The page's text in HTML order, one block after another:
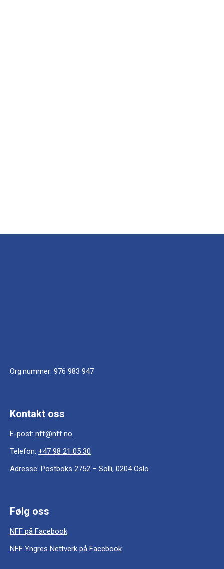
Org.nummer: 976 983 947
Kontakt oss
E-post: nff@nff.no
Telefon: +47 98 21 05 30
Adresse: Postboks 2752 – Solli, 0204 Oslo
Følg oss
NFF på Facebook
NFF Yngres Nettverk på Facebook